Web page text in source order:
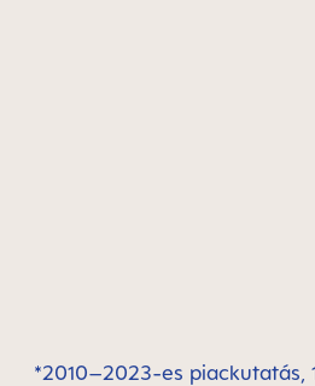
*2010–2023-es piackutatás,